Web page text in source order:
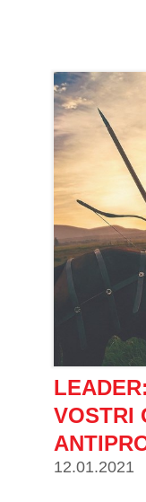
VOSTRI
12.01.2021